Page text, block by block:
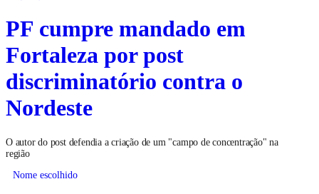
PF cumpre mandado em
Fortaleza por post
discriminatório contra o
Nordeste
O autor do post defendia a criação de um "campo de concentração" na
região
Nome escolhido